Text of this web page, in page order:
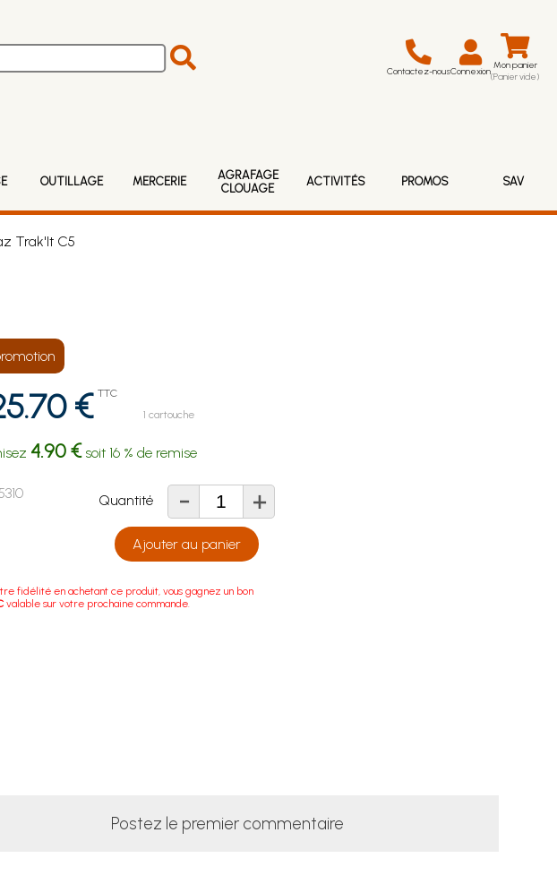
Contactez-nousConnexion Mon panier
(Panier vide)
OUTILLAGE MERCERIE
AGRAFAGE
CLOUAGE
ACTIVITÉS PROMOS SAV
Trak'It C5
€ TTC
1 cartouche
4.90 €soit 16 % de remise
Quantité - +
Ajouter au panier
fidélité en achetant ce produit, vous gagnez un bon
valable sur votre prochaine commande.
Postez le premier commentaire